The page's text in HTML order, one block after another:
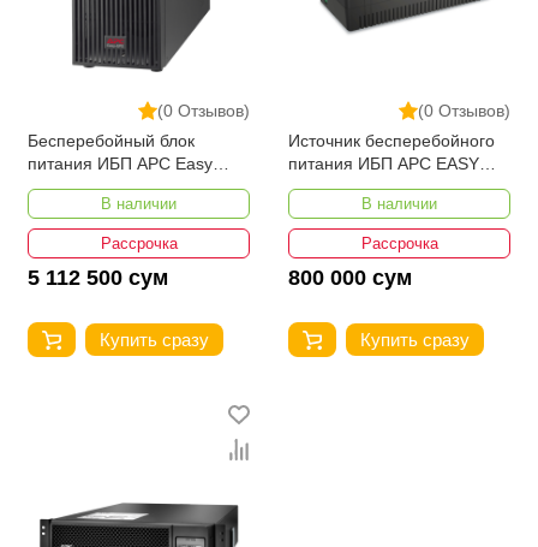
(0 Отзывов)
Бесперебойный блок
питания ИБП APC Easy
UPS SRV 1000 ВА 230 В
В наличии
Рассрочка
5 112 500 сум
Купить сразу
(0 Отзывов)
Источник бесперебойного
питания ИБП APC EASY
UPS BV 650 ВА
автоматическая
регулировка напряжения
230 В
В наличии
Рассрочка
800 000 сум
Купить сразу